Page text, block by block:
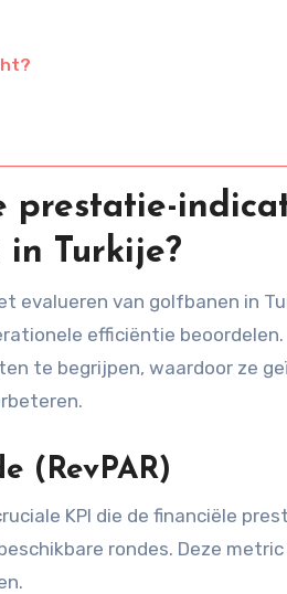
Turkije?
evalueren van golfbanen in
efficiëntie
te begrijpen, waardoor ze
(RevPAR)
KPI die de financiële
rondes. Deze